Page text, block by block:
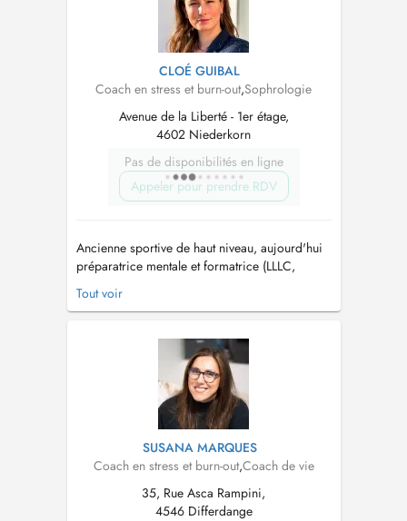
CLOÉ GUIBAL
Coach en stress et burn-out,Sophrologie
Avenue de la Liberté - 1er étage,
4602 Niederkorn
Pas de disponibilités en ligne
Appeler pour prendre RDV
Ancienne sportive de haut niveau, aujourd'hui
préparatrice mentale et formatrice (LLLC,
Université Populaire de Luxembourg,
Ministères des Sports, autres), diplômée d'un
coaching, j'accompagne toute personne
souhaitant se sentir bien au quotidien tout en
Tout voir
SUSANA MARQUES
Coach en stress et burn-out,Coach de vie
35, Rue Asca Rampini,
4546 Differdange